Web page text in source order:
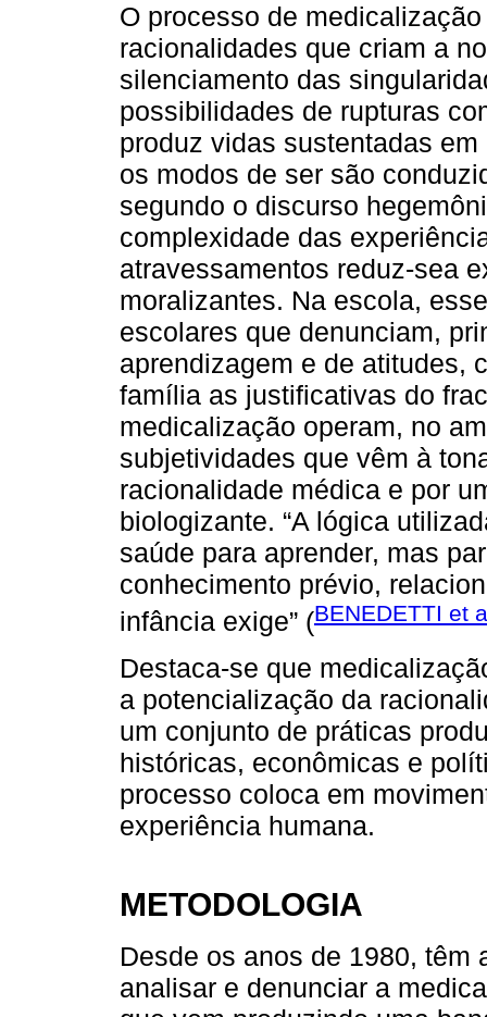
O processo de
racionalidades que criam a
silenciamento das
possibilidades de rupturas
produz vidas sustentadas
os modos de ser são
segundo o discurso
complexidade das
atravessamentos reduz-sea
moralizantes. Na escola,
escolares que denunciam,
aprendizagem e de atitudes,
família as justificativas do
medicalização operam, no
subjetividades que vêm à
racionalidade médica e por
biologizante. “A lógica
saúde para aprender, mas
conhecimento prévio,
infância exige” (BENEDETTI et
Destaca-se que
a potencialização da
um conjunto de práticas
históricas, econômicas e
processo coloca em
experiência humana.
METODOLOGIA
Desde os anos de 1980, têm
analisar e denunciar a